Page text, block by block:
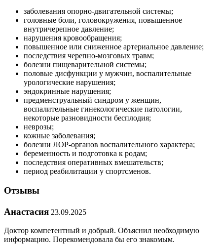
заболевания опорно-двигательной системы;
головные боли, головокружения, повышенное
внутричерепное давление;
нарушения кровообращения;
повышенное или сниженное артериальное давление;
последствия черепно-мозговых травм;
болезни пищеварительной системы;
половые дисфункции у мужчин, воспалительные
урологические нарушения;
эндокринные нарушения;
предменструальный синдром у женщин,
воспалительные гинекологические патологии,
некоторые разновидности бесплодия;
неврозы;
кожные заболевания;
болезни ЛОР-органов воспалительного характера;
беременность и подготовка к родам;
последствия оперативных вмешательств;
период реабилитации у спортсменов.
Отзывы
Анастасия 23.09.2025
Доктор компетентный и добрый. Объяснил необходимую
информацию. Порекомендовала бы его знакомым.